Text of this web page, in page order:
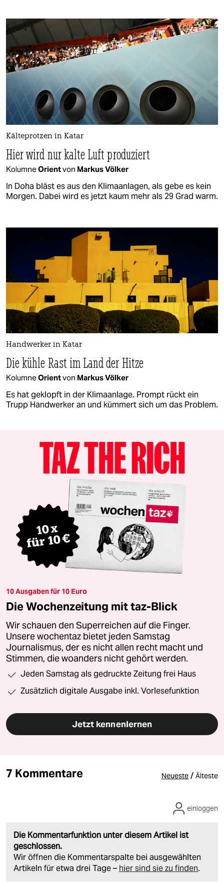
Kälteprotzen in Katar
Hier wird nur kalte Luft produziert
KolumneOrientvon Markus Völker
In Doha bläst es aus den Klimaanlagen, als gebe es kein
Morgen. Dabei wird es jetzt kaum mehr als 29 Grad warm.
Handwerker in Katar
Die kühle Rast im Land der Hitze
KolumneOrientvon Markus Völker
Es hat geklopft in der Klimaanlage. Prompt rückt ein
Trupp Handwerker an und kümmert sich um das Problem.
10 Ausgaben für 10 Euro
Die Wochenzeitung mit taz-Blick
Wir schauen den Superreichen auf die Finger.
Unsere wochentaz bietet jeden Samstag
Journalismus, der es nicht allen recht macht und
Stimmen, die woanders nicht gehört werden.
Jeden Samstag als gedruckte Zeitung frei Haus
Zusätzlich digitale Ausgabe inkl. Vorlesefunktion
Jetzt kennenlernen
7 Kommentare Neueste / Älteste
Die Kommentarfunktion unter diesem Artikel ist
geschlossen.
Wir öffnen die Kommentarspalte bei ausgewählten
Artikeln für etwa drei Tage – hier sind sie zu finden.
einloggen